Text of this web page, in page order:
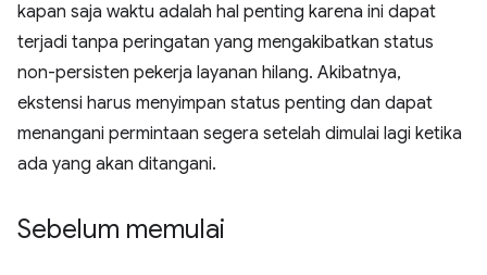
kapan saja waktu adalah hal penting karena ini dapat
terjadi tanpa peringatan yang mengakibatkan status
non-persisten pekerja layanan hilang. Akibatnya,
ekstensi harus menyimpan status penting dan dapat
menangani permintaan segera setelah dimulai lagi ketika
ada yang akan ditangani.
Sebelum memulai